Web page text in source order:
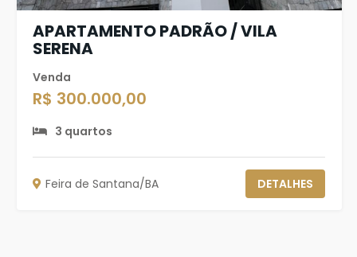
APARTAMENTO PADRÃO / VILA
SERENA
Venda
R$ 300.000,00
3 quartos
Feira de Santana/BA DETALHES